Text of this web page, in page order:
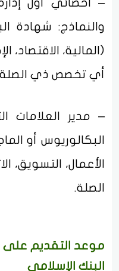
– أخصائي أول
والنماذج: شهادة
(المالية، الاقتصاد،
أي تخصص ذي
– مدير العلامات
البكالوريوس أو
الأعمال، التسويق،
الصلة.
موعد التقديم على
البنك الإسلامي